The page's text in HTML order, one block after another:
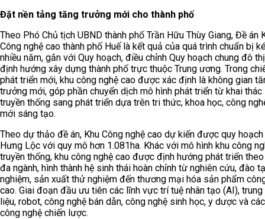
Đặt nền tảng tăng trưởng mới cho thành phố
Theo Phó Chủ tịch UBND thành phố Trần Hữu Thùy Giang, Đề án
Công nghệ cao thành phố Huế là kết quả của quá trình chuẩn bị
nhiều năm, gắn với Quy hoạch, điều chỉnh Quy hoạch chung đô
định hướng xây dựng thành phố trực thuộc Trung ương. Trong
phát triển mới, khu công nghệ cao được xác định là không gian
trưởng mới, góp phần chuyển dịch mô hình phát triển từ khai thác
truyền thống sang phát triển dựa trên tri thức, khoa học, công
mới sáng tạo.
Theo dự thảo đề án, Khu Công nghệ cao dự kiến được quy
Hưng Lộc với quy mô hơn 1.081ha. Khác với mô hình khu công
truyền thống, khu công nghệ cao được định hướng phát triển
đa ngành, hình thành hệ sinh thái hoàn chỉnh từ nghiên cứu, đào
nghiệm, sản xuất thử nghiệm đến thương mại hóa sản phẩm
cao. Giai đoạn đầu ưu tiên các lĩnh vực trí tuệ nhân tạo (AI),
liệu, robot, công nghệ bán dẫn, công nghệ sinh học, y dược và
công nghệ chiến lược.